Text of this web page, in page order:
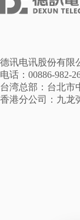
德讯电讯股份有限
电话：00886-982-
台湾总部：台北市
香港分公司：九龙